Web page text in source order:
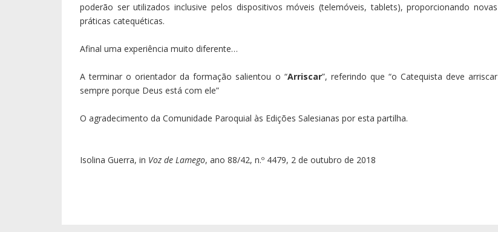
poderão ser utilizados inclusive pelos dispositivos móveis (telemóveis, tablets), proporcionando novas
práticas catequéticas.
Afinal uma experiência muito diferente…
A terminar o orientador da formação salientou o “Arriscar”, referindo que “o Catequista deve arriscar
sempre porque Deus está com ele”
O agradecimento da Comunidade Paroquial às Edições Salesianas por esta partilha.
Isolina Guerra, in Voz de Lamego, ano 88/42, n.º 4479, 2 de outubro de 2018